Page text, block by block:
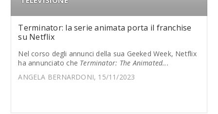
Terminator: la serie animata porta il franchise
su Netflix
Nel corso degli annunci della sua Geeked Week, Netflix
ha annunciato che Terminator: The Animated...
ANGELA BERNARDONI, 15/11/2023